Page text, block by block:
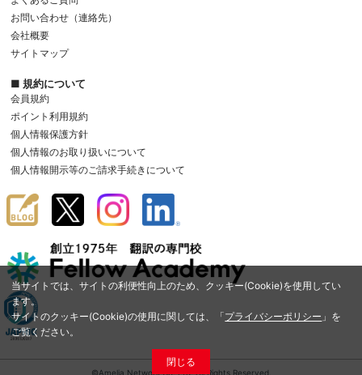
当サイトでは、サイトの利便性向上のため、クッキー(Cookie)を使用してい
ます。
サイトのクッキー(Cookie)の使用に関しては、「プライバシーポリシー 」を
ご覧ください。
閉じる
お問い合わせ（連絡先）
会社概要
サイトマップ
■ 規約について
会員規約
ポイント利用規約
個人情報保護方針
個人情報のお取り扱いについて
個人情報開示等のご請求手続きについて
©Amelia Network Co.,Ltd. All Rights Reserved.